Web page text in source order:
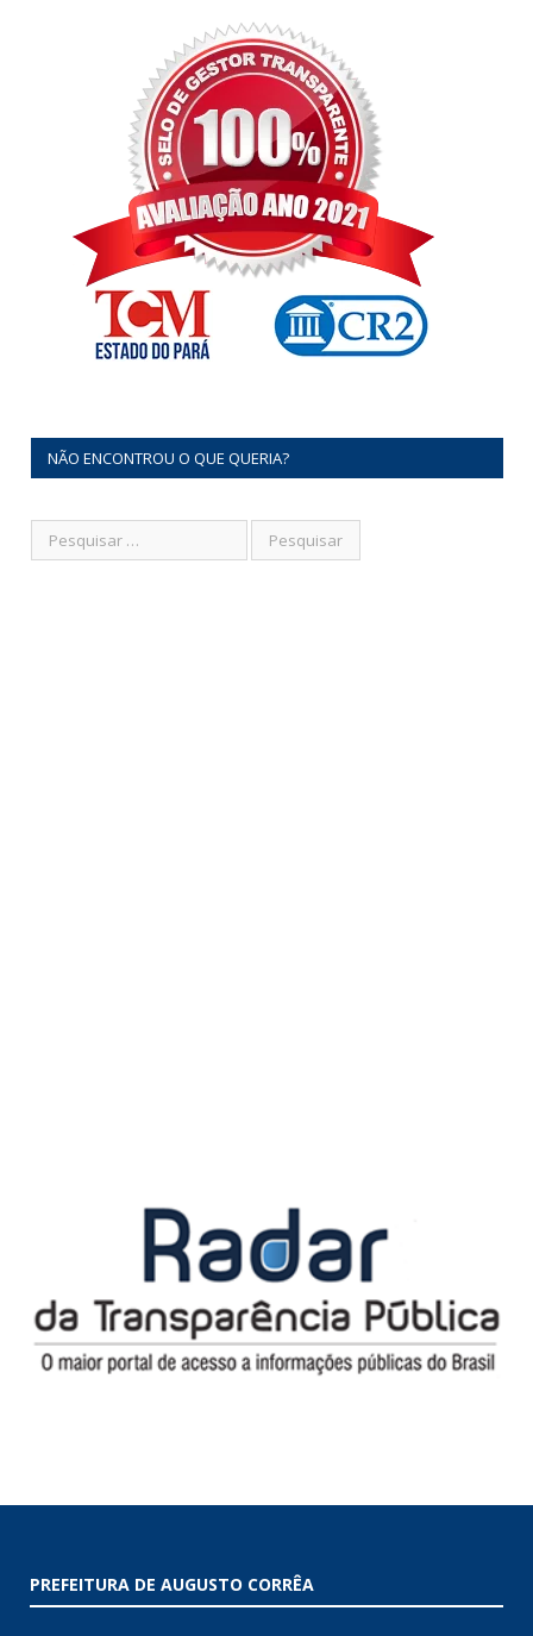
NÃO ENCONTROU O QUE QUERIA?
PREFEITURA DE AUGUSTO CORRÊA